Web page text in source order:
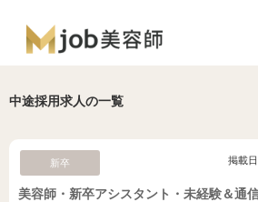
中途採用求人の一覧
新卒 掲載
美容師・新卒アシスタント・未経験＆通